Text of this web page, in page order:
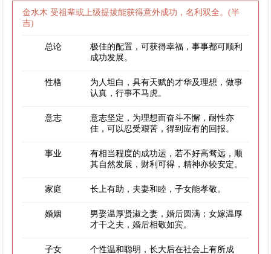
金水木 受祖辈或上级提拔能获得意外成功，名利双全。(半
吉)
总论
极佳的配置，可获得幸福，事事都可顺利
成功发展。
性格
为人坦白，具有天赋的才华及理想，做事
认真，行事不马虎。
意志
意志坚定，为理想而奋斗不懈，耐性亦
佳，可以忍受艰苦，得到应有的回报。
事业
有相当程度的成功运，若不好高骛远，顺
其自然发展，财利可得，精神亦较安定。
家庭 长上有助，夫妻和睦，子女能孝敬。
婚姻
男娶温厚贤淑之妻，婚后圆满；女嫁温厚
才干之夫，婚后相敬如宾。
子女 个性温和聪明，长大后在社会上有所成